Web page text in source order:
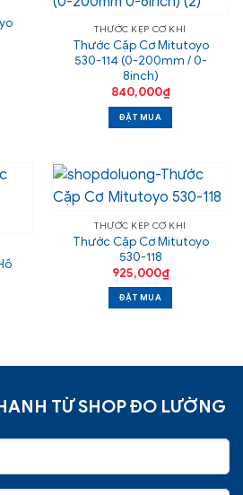
THƯỚC KẸP CƠ KHÍ
Thước Cặp Cơ Mitutoyo
530-114 (0-200mm / 0-
8inch)
840,000₫
ĐẶT MUA
THƯỚC KẸP CƠ KHÍ
Thước Cặp Cơ Mitutoyo
530-118
925,000₫
ĐẶT MUA
TỪ SHOP ĐO LƯỜNG